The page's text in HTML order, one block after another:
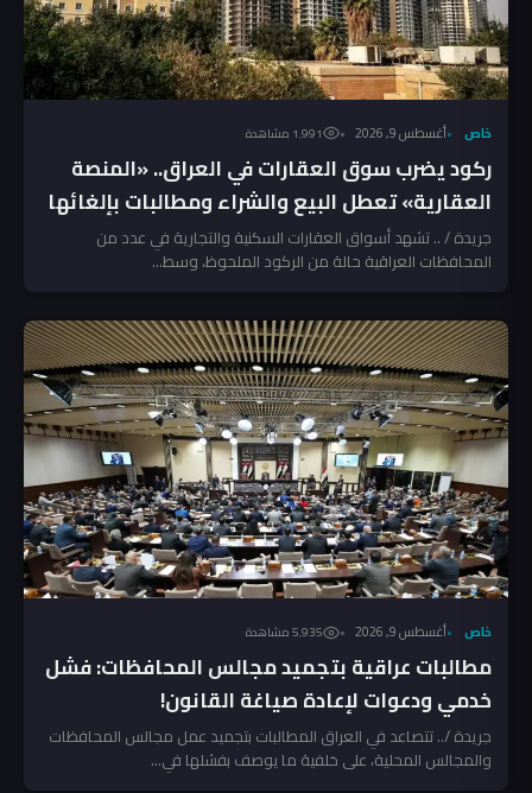
خاص أغسطس 9, 2026 1٬991 مشاهدة
ركود يضرب سوق العقارات في العراق.. «المنصة
العقارية» تعطل البيع والشراء ومطالبات بإلغائها
جريدة / .. تشهد أسواق العقارات السكنية والتجارية في عدد من
المحافظات العراقية حالة من الركود الملحوظ، وسط...
خاص أغسطس 9, 2026 5٬935 مشاهدة
مطالبات عراقية بتجميد مجالس المحافظات: فشل
خدمي ودعوات لإعادة صياغة القانون!
جريدة /.. تتصاعد في العراق المطالبات بتجميد عمل مجالس المحافظات
والمجالس المحلية، على خلفية ما يوصف بفشلها في...